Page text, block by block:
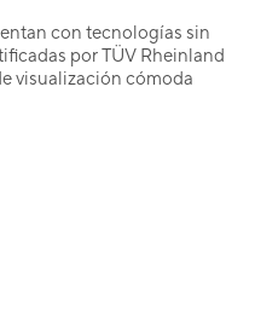
con tecnologías sin
por TÜV Rheinland
visualización cómoda